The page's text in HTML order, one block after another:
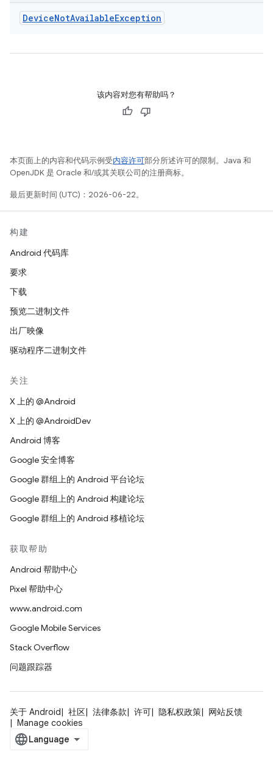
DeviceNotAvailableException
该内容对您有帮助吗？
本页面上的内容和代码示例受内容许可部分所述许可的限制。Java 和
OpenJDK 是 Oracle 和/或其关联公司的注册商标。
最后更新时间 (UTC)：2026-06-22。
构建
Android 代码库
要求
下载
预览二进制文件
出厂映像
驱动程序二进制文件
关注
X 上的 @Android
X 上的 @AndroidDev
Android 博客
Google 安全博客
Google 群组上的 Android 平台论坛
Google 群组上的 Android 构建论坛
Google 群组上的 Android 移植论坛
获取帮助
Android 帮助中心
Pixel 帮助中心
www.android.com
Google Mobile Services
Stack Overflow
问题跟踪器
关于 Android 社区 法律条款 许可 隐私权政策
网站反馈
Manage cookies